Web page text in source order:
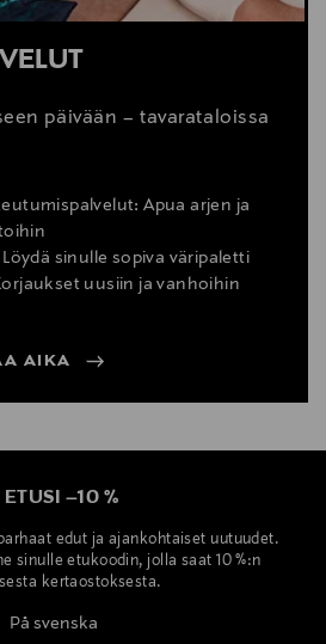
päivään – tavarataloissa
Apua arjen ja
sinulle sopiva väripaletti
uusiin ja vanhoihin
AIKA
ETUSI –10 %
edut ja ajankohtaiset uutuudet.
sinulle etukoodin, jolla saat 10 %:n
kertaostoksesta.
På svenska